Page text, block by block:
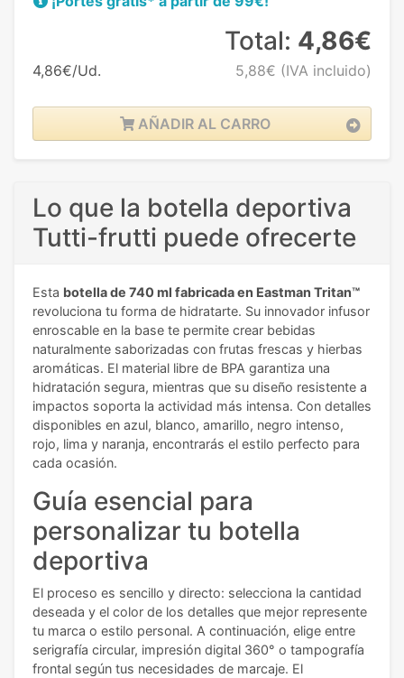
4,86€/Ud.
Total: 4,86€
5,88€ (IVA incluido)
AÑADIR AL CARRO
Lo que la botella deportiva
Tutti-frutti puede ofrecerte
Esta botella de 740 ml fabricada en Eastman Tritan™
revoluciona tu forma de hidratarte. Su innovador infusor
enroscable en la base te permite crear bebidas
naturalmente saborizadas con frutas frescas y hierbas
aromáticas. El material libre de BPA garantiza una
hidratación segura, mientras que su diseño resistente a
impactos soporta la actividad más intensa. Con detalles
disponibles en azul, blanco, amarillo, negro intenso,
rojo, lima y naranja, encontrarás el estilo perfecto para
cada ocasión.
Guía esencial para
personalizar tu botella
deportiva
El proceso es sencillo y directo: selecciona la cantidad
deseada y el color de los detalles que mejor represente
tu marca o estilo personal. A continuación, elige entre
serigrafía circular, impresión digital 360° o tampografía
frontal según tus necesidades de marcaje. El